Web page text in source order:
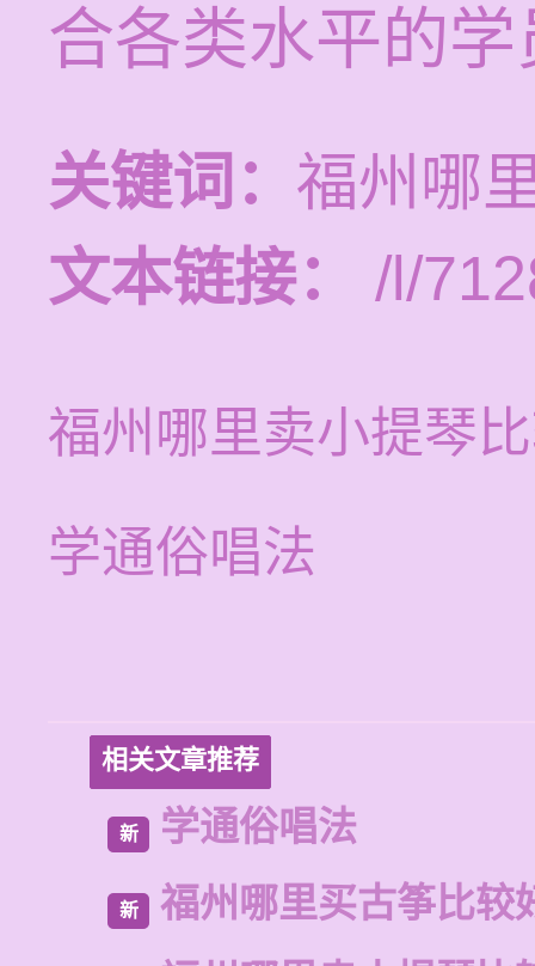
合各类水平的学
关键词： 福州哪
文本链接：
/l/
福州哪里卖小提琴
学通俗唱法
相关文章推荐
新 学通俗唱法
新
福州哪里买古筝比较